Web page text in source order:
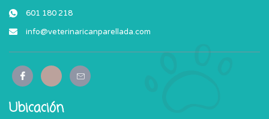
601 180 218
info@veterinaricanparellada.com
Ubicación